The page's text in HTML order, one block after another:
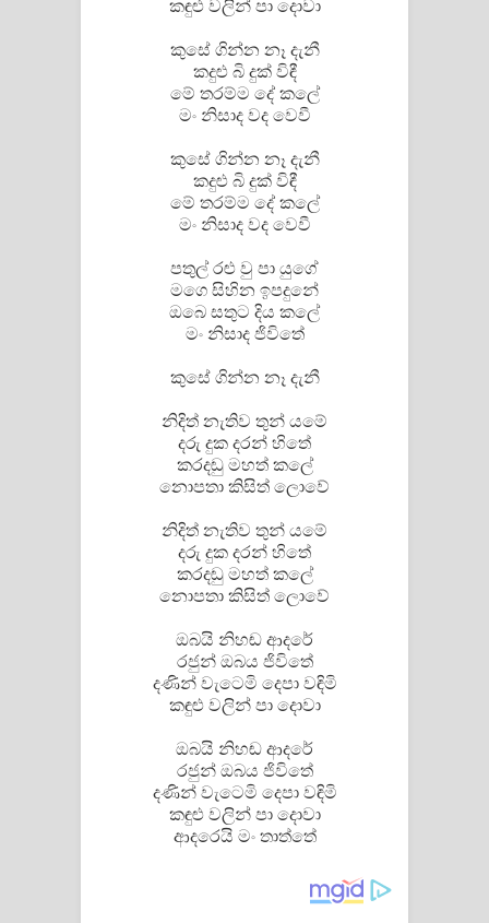
Sandata Duka Hithila Song Lyrics -
සඳට දුක හිතිලා ගීතයේ පද පෙළ
Sihina Song Lyrics - සිහින ගීතයේ පද
Father Song Lyrics - ෆාදර් ගීතයේ පද
Dannawada Mawa Song Lyrics -
දන්නවාද මාව ගීතයේ පද පෙළ
NEENA Song Lyrics - නීනා ගීතයේ පද
පෙළ
Ahimi Wimai Himi Song Lyrics - අහිමි
කඳුළු වලින්‌ පා දොවා
කුසේ ගින්න නෑ දැනී
කදුළු බි දුක්‌ විඳී
මේ තරම්ම දේ කලේ
මං නිසාද වද වෙවී
කුසේ ගින්න නෑ දැනී
කදුළු බි දුක්‌ විඳී
මේ තරම්ම දේ කලේ
මං නිසාද වද වෙවී
පතුල්‌ රළු වු පා යුගේ
මගෙ සිහින ඉපදුනේ
ඔබෙ සතුට දිය කලේ
මං නිසාද ජිවිතේ
කුසේ ගින්න නෑ දැනී
නිදිත්‌ නැතිව තුන්‌ යමේ
දරු දුක දරන්‌ හිතේ
කරදඬු මහත්‌ කලේ
නොපතා කිසිත්‌ ලොවේ
නිදිත්‌ නැතිව තුන්‌ යමේ
දරු දුක දරන්‌ හිතේ
කරදඬු මහත්‌ කලේ
නොපතා කිසිත්‌ ලොවේ
ඔබයි නිහඬ ආදරේ
රජුන්‌ ඔබය ජිවිතේ
දණින්‌ වැටෙමි දෙපා වඳිමි
කඳුළු වලින්‌ පා දොවා
ඔබයි නිහඬ ආදරේ
රජුන්‌ ඔබය ජිවිතේ
දණින්‌ වැටෙමි දෙපා වඳිමි
කඳුළු වලින්‌ පා දොවා
ආදරෙයි මං තාත්තේ